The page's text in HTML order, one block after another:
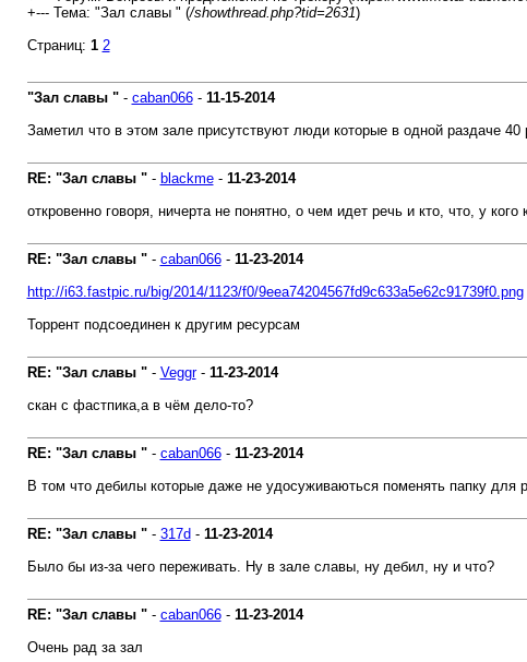
+--- Тема: "Зал славы " (/showthread.php?tid=2631)
Страниц: 1 2
"Зал славы "- caban066- 11-15-2014
Заметил что в этом зале присутствуют люди которые в одной раздаче 40
RE: "Зал славы "- blackme- 11-23-2014
откровенно говоря, ничерта не понятно, о чем идет речь и кто, что, у кого
RE: "Зал славы "- caban066- 11-23-2014
http://i63.fastpic.ru/big/2014/1123/f0/9eea74204567fd9c633a5e62c91739f0.png
Торрент подсоединен к другим ресурсам
RE: "Зал славы "- Veggr- 11-23-2014
скан с фастпика,а в чём дело-то?
RE: "Зал славы "- caban066- 11-23-2014
В том что дебилы которые даже не удосуживаються поменять папку для
RE: "Зал славы "- 317d - 11-23-2014
Было бы из-за чего переживать. Ну в зале славы, ну дебил, ну и что?
RE: "Зал славы "- caban066- 11-23-2014
Очень рад за зал